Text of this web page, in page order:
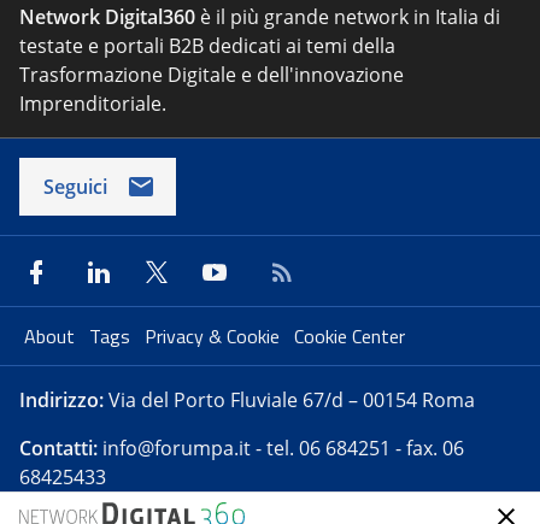
Network Digital360 è il più grande network in Italia di
testate e portali B2B dedicati ai temi della
Trasformazione Digitale e dell'innovazione
Imprenditoriale.
Seguici
About Tags Privacy & Cookie Cookie Center
Indirizzo:Via del Porto Fluviale 67/d – 00154 Roma
Contatti: info@forumpa.it- tel. 06 684251 - fax. 06
68425433